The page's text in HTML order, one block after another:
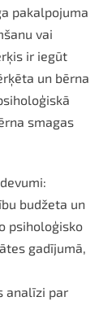
pakalpojuma
vai
ir iegūt
un bērna
smagas
budžeta un
psiholoģisko
gadījumā,
analīzi par